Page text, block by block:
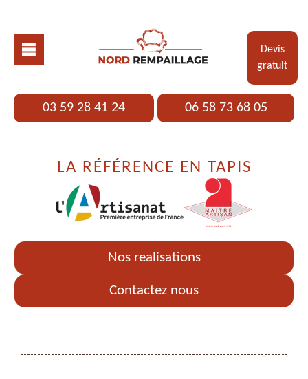
Devis
gratuit
03 59 28 41 24 06 58 73 68 05
LA RÉFÉRENCE EN TAPIS
Nos realisations
Contactez nous